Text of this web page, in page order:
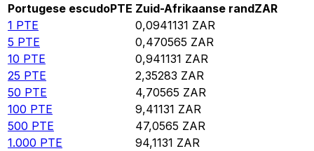
Portugese escudoPTE Zuid-Afrikaanse randZAR
1 PTE 0,0941131 ZAR
5 PTE 0,470565 ZAR
10 PTE 0,941131 ZAR
25 PTE 2,35283 ZAR
50 PTE 4,70565 ZAR
100 PTE 9,41131 ZAR
500 PTE 47,0565 ZAR
1.000 PTE 94,1131 ZAR